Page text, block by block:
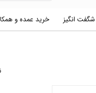
شگفت انگیز خرید عمده و